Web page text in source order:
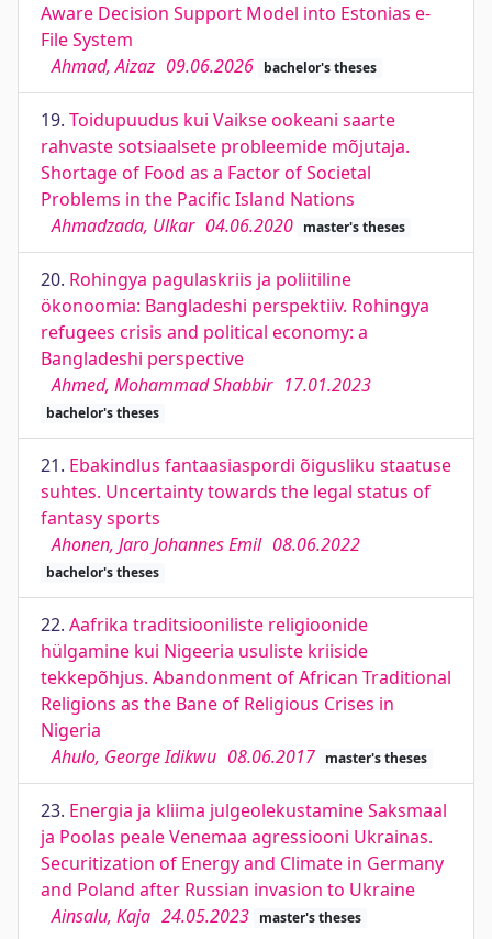
Aware Decision Support Model into Estonias e-
File System
Ahmad, Aizaz 09.06.2026 bachelor's theses
19. Toidupuudus kui Vaikse ookeani saarte
rahvaste sotsiaalsete probleemide mõjutaja.
Shortage of Food as a Factor of Societal
Problems in the Pacific Island Nations
Ahmadzada, Ulkar 04.06.2020 master's theses
20. Rohingya pagulaskriis ja poliitiline
ökonoomia: Bangladeshi perspektiiv. Rohingya
refugees crisis and political economy: a
Bangladeshi perspective
Ahmed, Mohammad Shabbir 17.01.2023
bachelor's theses
21. Ebakindlus fantaasiaspordi õigusliku staatuse
suhtes. Uncertainty towards the legal status of
fantasy sports
Ahonen, Jaro Johannes Emil 08.06.2022
bachelor's theses
22. Aafrika traditsiooniliste religioonide
hülgamine kui Nigeeria usuliste kriiside
tekkepõhjus. Abandonment of African Traditional
Religions as the Bane of Religious Crises in
Nigeria
Ahulo, George Idikwu 08.06.2017 master's theses
23. Energia ja kliima julgeolekustamine Saksmaal
ja Poolas peale Venemaa agressiooni Ukrainas.
Securitization of Energy and Climate in Germany
and Poland after Russian invasion to Ukraine
Ainsalu, Kaja 24.05.2023 master's theses